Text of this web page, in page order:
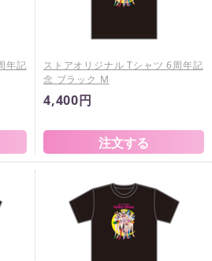
年記
ストアオリジナル Tシャツ 6周年記
念 ブラック M
4,400円